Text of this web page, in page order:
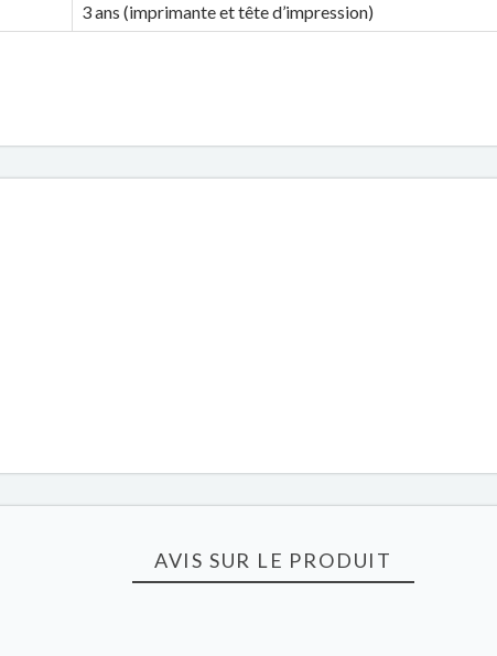
3 ans (imprimante et tête d’impression)
AVIS SUR LE PRODUIT